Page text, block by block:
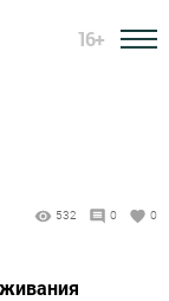
16+
532 0 0